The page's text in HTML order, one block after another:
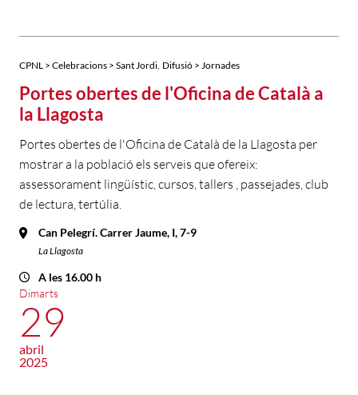
CPNL > Celebracions > Sant Jordi Difusió > Jornades
Portes obertes de l'Oficina de Català a
la Llagosta
Portes obertes de l'Oficina de Català de la Llagosta per
mostrar a la població els serveis que ofereix:
assessorament lingüístic, cursos, tallers , passejades, club
de lectura, tertúlia.
Can Pelegrí. Carrer Jaume, I, 7-9
La Llagosta
A les 16.00 h
Dimarts
29
abril
2025